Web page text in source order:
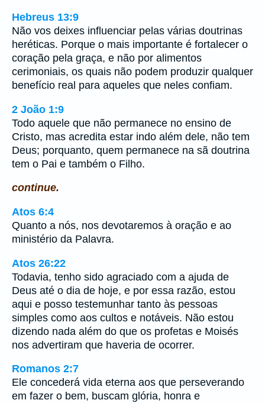
Hebreus 13:9
Não vos deixes influenciar pelas várias doutrinas
heréticas. Porque o mais importante é fortalecer o
coração pela graça, e não por alimentos
cerimoniais, os quais não podem produzir qualquer
benefício real para aqueles que neles confiam.
2 João 1:9
Todo aquele que não permanece no ensino de
Cristo, mas acredita estar indo além dele, não tem
Deus; porquanto, quem permanece na sã doutrina
tem o Pai e também o Filho.
continue.
Atos 6:4
Quanto a nós, nos devotaremos à oração e ao
ministério da Palavra.
Atos 26:22
Todavia, tenho sido agraciado com a ajuda de
Deus até o dia de hoje, e por essa razão, estou
aqui e posso testemunhar tanto às pessoas
simples como aos cultos e notáveis. Não estou
dizendo nada além do que os profetas e Moisés
nos advertiram que haveria de ocorrer.
Romanos 2:7
Ele concederá vida eterna aos que perseverando
em fazer o bem, buscam glória, honra e